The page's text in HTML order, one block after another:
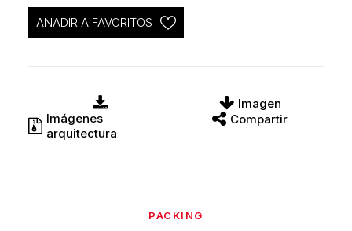
AÑADIR A FAVORITOS
Imagen
Imágenes
arquitectura
Compartir
PACKING